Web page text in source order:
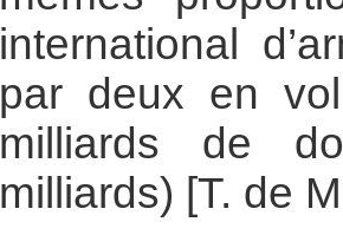
international
par deux en
milliards de
milliards) [T. de